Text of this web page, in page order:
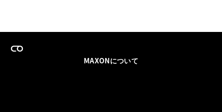
MAXONについて